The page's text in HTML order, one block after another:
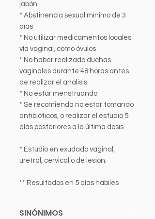
jabón
* Abstinencia sexual mínimo de 3
días
* No utilizar medicamentos locales
vía vaginal, como óvulos
* No haber realizado duchas
vaginales durante 48 horas antes
de realizar el análisis
* No estar menstruando
* Se recomienda no estar tomando
antibióticos, o realizar el estudio 5
días posteriores a la última dosis
* Estudio en exudado vaginal,
uretral, cervical o de lesión.
** Resultados en 5 días hábiles
SINÓNIMOS